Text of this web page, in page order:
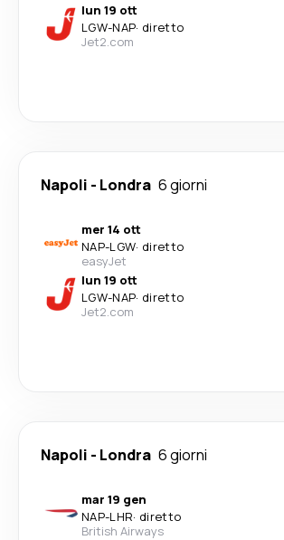
lun 19 ott
LGW-NAP· diretto
Jet2.com
Napoli - Londra 6 giorni
mer 14 ott
NAP-LGW· diretto
easyJet
lun 19 ott
LGW-NAP· diretto
Jet2.com
Napoli - Londra 6 giorni
mar 19 gen
NAP-LHR· diretto
British Airways